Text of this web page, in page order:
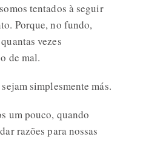
tentados à seguir
Porque, no fundo,
vezes
de mal.
simplesmente más.
um pouco, quando
razões para nossas